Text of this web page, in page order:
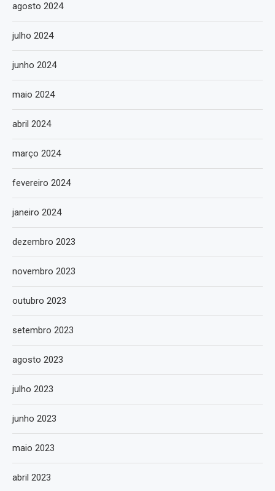
agosto 2024
julho 2024
junho 2024
maio 2024
abril 2024
março 2024
fevereiro 2024
janeiro 2024
dezembro 2023
novembro 2023
outubro 2023
setembro 2023
agosto 2023
julho 2023
junho 2023
maio 2023
abril 2023